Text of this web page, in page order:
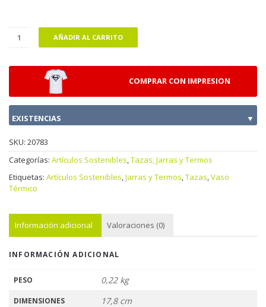
AÑADIR AL CARRITO
COMPRAR CON IMPRESION
EXISTENCIAS ▼
SKU: 20783
Categorías: Artículos Sostenibles,Tazas, Jarras y Termos
Etiquetas: Artículos Sostenibles,Jarras y Termos,Tazas,Vaso
Térmico
Información adicional Valoraciones (0)
INFORMACIÓN ADICIONAL
PESO 0,22 kg
DIMENSIONES 17,8 cm